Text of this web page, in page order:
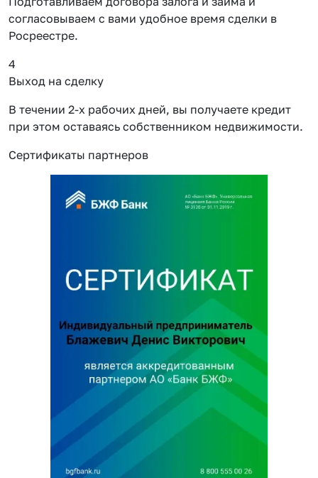
согласовываем с вами удобное время сделки в
Росреестре.
4
Выход на сделку
В течении 2-х рабочих дней, вы получаете кредит
при этом оставаясь собственником недвижимости.
Сертификаты партнеров